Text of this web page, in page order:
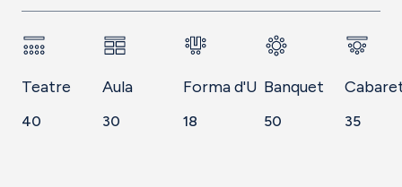
Teatre
40
Aula
30
Forma d'U
18
Banquet
50 35